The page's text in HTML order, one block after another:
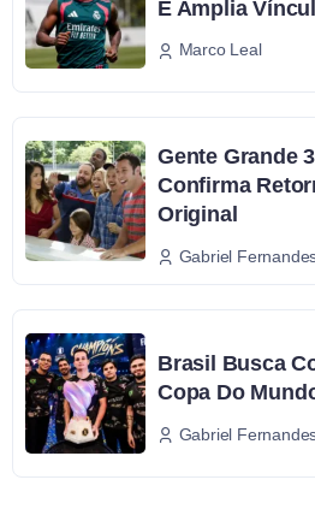
E Amplia
Marco Leal
Gente Grande
Confirma
Original
Gabriel
Brasil Busca
Copa Do
Gabriel